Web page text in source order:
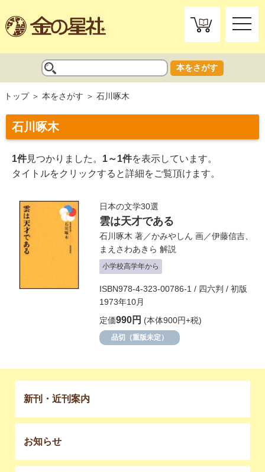
toggle
本をさがす
トップ 本をさがす 石川啄木
石川啄木
1件見つかりました。 1～1件を表示しています。
タイトルをクリックすると詳細をご覧頂けます。
日本の文学30選
雲は天才である
石川啄木 著／かみやしん 画／伊藤信吉
まえさわあきら 解説
小学校高学年から
ISBN978-4-323-00786-1 / 四六判 / 初版
1973年10月
定価990円 (本体900円+税)
品切（重版未定）
新刊・近刊案内
お知らせ